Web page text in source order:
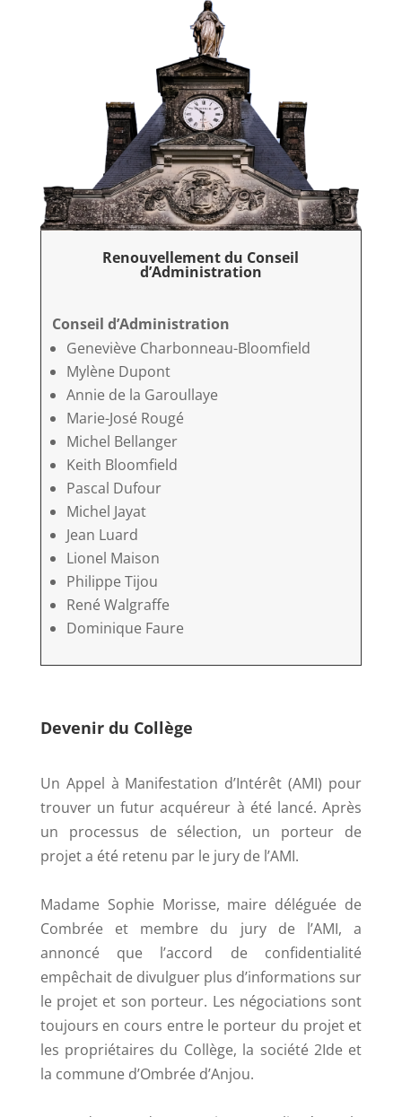
Renouvellement du Conseil
d’Administration
Conseil d’Administration
Geneviève Charbonneau-Bloomfield
Mylène Dupont
Annie de la Garoullaye
Marie-José Rougé
Michel Bellanger
Keith Bloomfield
Pascal Dufour
Michel Jayat
Jean Luard
Lionel Maison
Philippe Tijou
René Walgraffe
Dominique Faure
Devenir du Collège
Un Appel à Manifestation d’Intérêt (AMI) pour
trouver un futur acquéreur à été lancé. Après
un processus de sélection, un porteur de
projet a été retenu par le jury de l’AMI.
Madame Sophie Morisse, maire déléguée de
Combrée et membre du jury de l’AMI, a
annoncé que l’accord de confidentialité
empêchait de divulguer plus d’informations sur
le projet et son porteur. Les négociations sont
toujours en cours entre le porteur du projet et
les propriétaires du Collège, la société 2Ide et
la commune d’Ombrée d’Anjou.